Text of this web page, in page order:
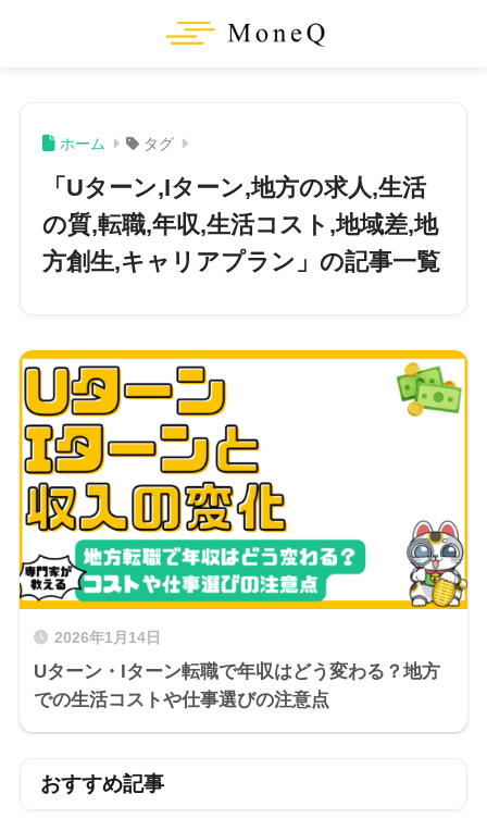
ホーム タグ
「Uターン,Iターン,地方の求人,生活
の質,転職,年収,生活コスト,地域差,地
方創生,キャリアプラン」の記事一覧
2026年1月14日
Uターン・Iターン転職で年収はどう変わる？地方
での生活コストや仕事選びの注意点
おすすめ記事